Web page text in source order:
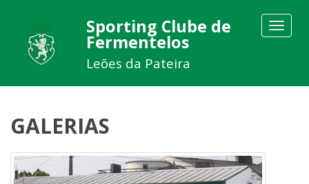
Toggle
Sporting Clube de
Fermentelos
Leões da Pateira
GALERIAS